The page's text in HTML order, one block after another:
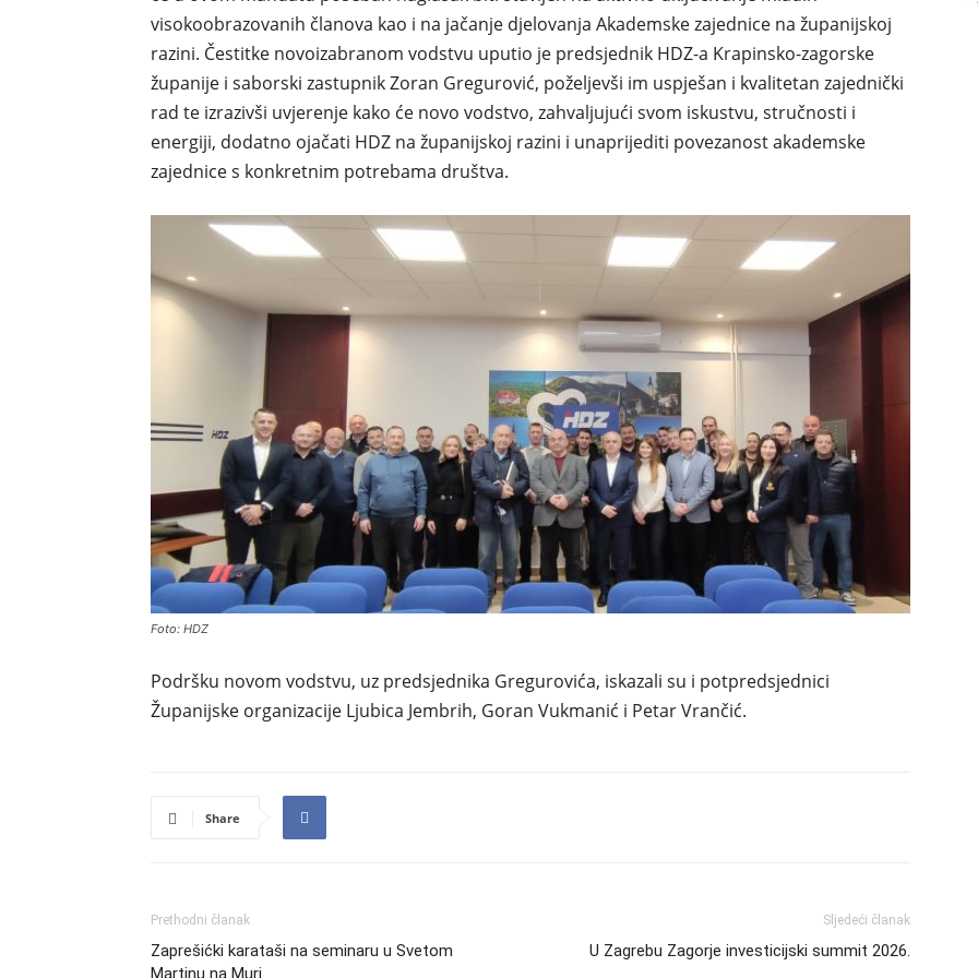
visokoobrazovanih članova kao i na jačanje djelovanja Akademske zajednice na županijskoj
razini. Čestitke novoizabranom vodstvu uputio je predsjednik HDZ-a Krapinsko-zagorske
županije i saborski zastupnik Zoran Gregurović, poželjevši im uspješan i kvalitetan zajednički
rad te izrazivši uvjerenje kako će novo vodstvo, zahvaljujući svom iskustvu, stručnosti i
energiji, dodatno ojačati HDZ na županijskoj razini i unaprijediti povezanost akademske
zajednice s konkretnim potrebama društva.
Foto: HDZ
Podršku novom vodstvu, uz predsjednika Gregurovića, iskazali su i potpredsjednici
Županijske organizacije Ljubica Jembrih, Goran Vukmanić i Petar Vrančić.
Share
Prethodni članak
Zaprešićki karataši na seminaru u Svetom
Martinu na Muri
Sljedeći članak
U Zagrebu Zagorje investicijski summit 2026.